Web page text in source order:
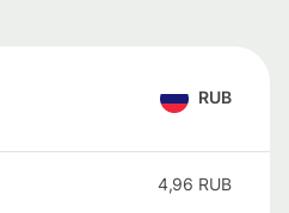
RUB
4,96 RUB